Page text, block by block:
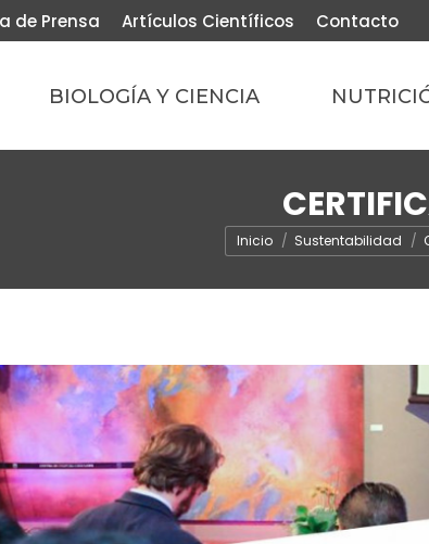
de Prensa Artículos Científicos Contacto
BIOLOGÍA Y CIENCIA
Estás aquí:
Inicio Sustentabilidad